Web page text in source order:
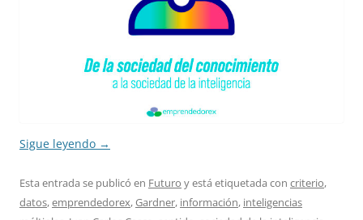
Sigue leyendo →
Esta entrada se publicó en Futuro y está etiquetada con criterio,
datos,emprendedorex,Gardner, información, inteligencias